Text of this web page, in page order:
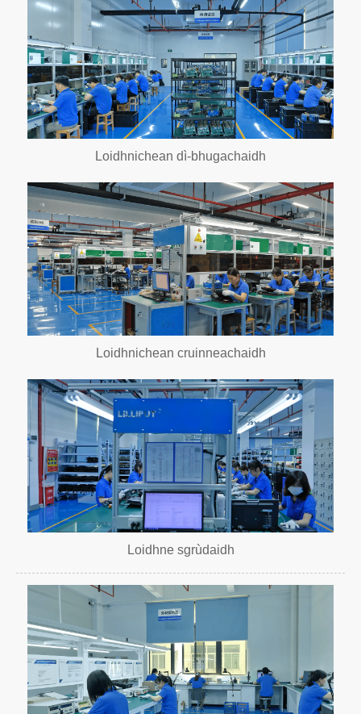
Loidhnichean dì-bhugachaidh
Loidhnichean cruinneachaidh
Loidhne sgrùdaidh